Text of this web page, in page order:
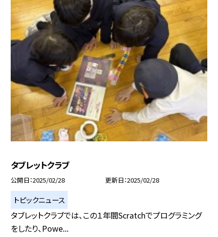
タブレットクラブ
公開日 2025/02/28 更新日 2025/02/28
トピックニュース
タブレットクラブでは、この１年間Scratchでプログラミング
をしたり、Powe...